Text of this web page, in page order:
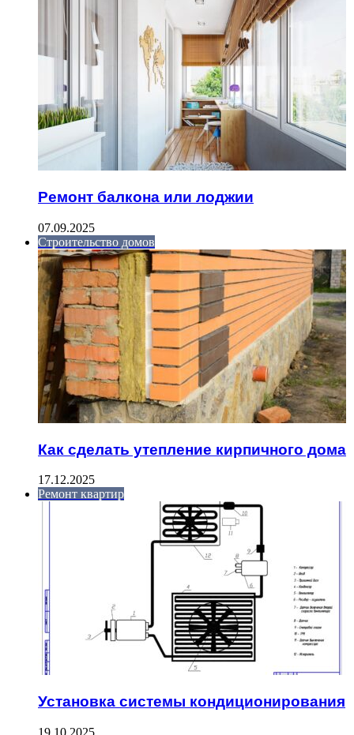
Ремонт балкона или лоджии
07.09.2025
Строительство домов
Как сделать утепление кирпичного дома
17.12.2025
Ремонт квартир
Установка системы кондиционирования
19.10.2025